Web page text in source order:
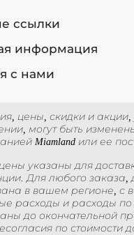
ссылки
информация
с нами
цены, скидки и акции,
могут быть
Miamland или ее
указаны для
Для любого заказа,
в вашем регионе, с
расходы и расходы по
до окончательной
по стоимости